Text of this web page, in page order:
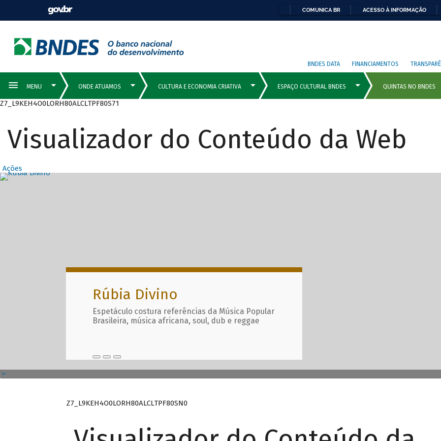
COMUNICA BR ACESSO À INFORMAÇÃO
BNDES DATA FINANCIAMENTOS
Z7_L9KEH4O0LORH80ALCLTPF80S71
Visualizador do Conteúdo da Web
Ações
Destaques Principais com
Rúbia Divino
Espetáculo costura referências da Música Popular
Brasileira, música africana, soul, dub e reggae
Z7_L9KEH4O0LORH80ALCLTPF80SN0